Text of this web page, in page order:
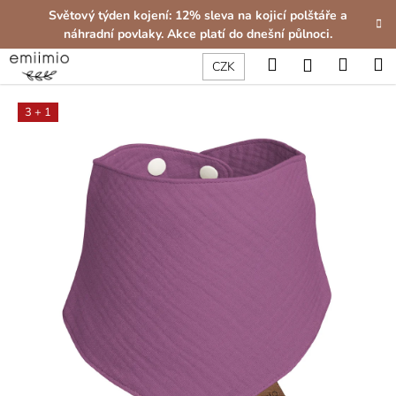
Světový týden kojení: 12% sleva na kojicí polštáře a
náhradní povlaky. Akce platí do dnešní půlnoci.
CZK
HledatPřihlášení
3 + 1
š
í
Zpět
Zpět
C
o